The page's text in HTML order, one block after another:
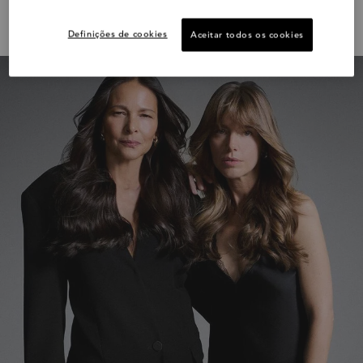
LANÇAMENTO
Definições de cookies Aceitar todos os cookies